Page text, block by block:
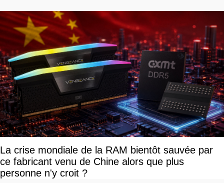
La crise mondiale de la RAM bientôt sauvée par
ce fabricant venu de Chine alors que plus
personne n'y croit ?